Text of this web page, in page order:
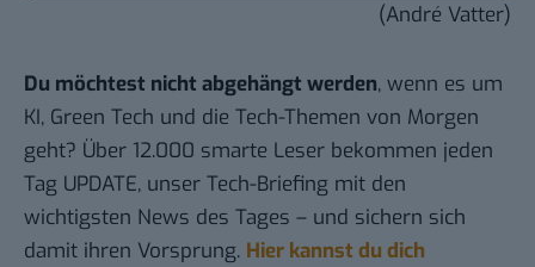
(André Vatter)
Du möchtest nicht abgehängt werden, wenn es um
KI, Green Tech und die Tech-Themen von Morgen
geht? Über 12.000 smarte Leser bekommen jeden
Tag UPDATE, unser Tech-Briefing mit den
wichtigsten News des Tages – und sichern sich
damit ihren Vorsprung. Hier kannst du dich